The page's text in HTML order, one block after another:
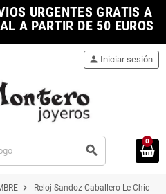
URGENTES GRATIS A
A PARTIR DE 50 EUROS
search
person Iniciar sesión
0
chevron_right Reloj Sandoz Caballero Le Chic